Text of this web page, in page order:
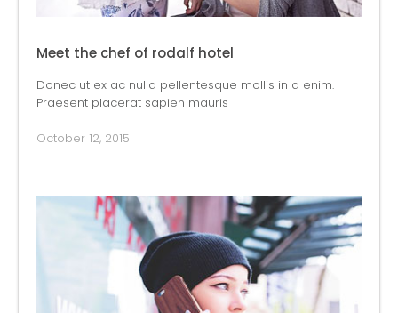
Meet the chef of rodalf hotel
Donec ut ex ac nulla pellentesque mollis in a enim.
Praesent placerat sapien mauris
October 12, 2015